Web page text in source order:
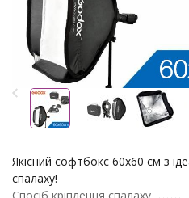
Якісний софтбокс 60х60 см з
спалаху!